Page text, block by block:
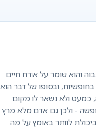
והוא שומר על אורח חיים
ובסופו של דבר הוא
כמעט ולא נשאר לו מקום
- ולכן גם אדם מלא מרץ
לוותר באומץ על מה